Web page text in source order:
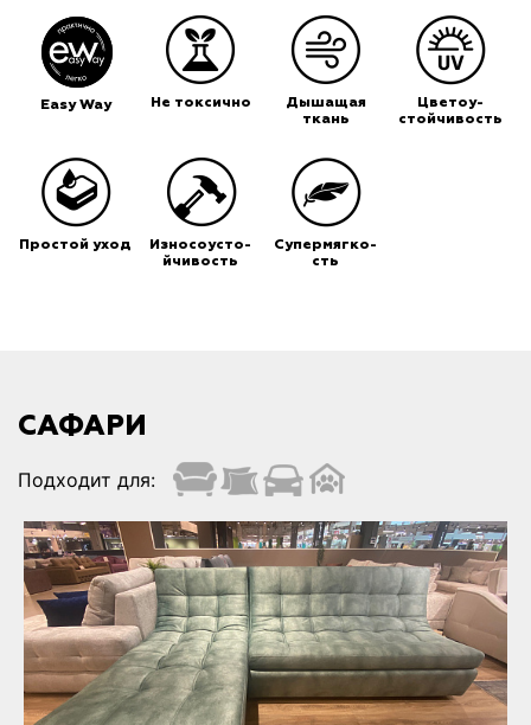
Easy Way Не токсично
Дышащая
ткань
Цветоу-
стойчивость
Простой уход
Износоусто-
йчивость
Супермягко-
сть
САФАРИ
Подходит для: